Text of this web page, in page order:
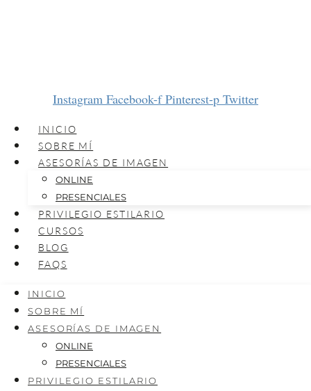
Instagram Facebook-f Pinterest-p Twitter
INICIO
SOBRE MÍ
ASESORÍAS DE IMAGEN
ONLINE
PRESENCIALES
PRIVILEGIO ESTILARIO
CURSOS
BLOG
FAQS
INICIO
SOBRE MÍ
ASESORÍAS DE IMAGEN
ONLINE
PRESENCIALES
PRIVILEGIO ESTILARIO